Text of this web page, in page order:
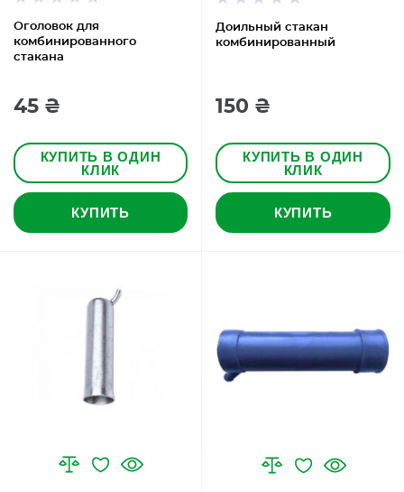
Оголовок для
комбинированного
стакана
45 ₴
КУПИТЬ В ОДИН
КЛИК
КУПИТЬ
Доильный стакан
комбинированный
150 ₴
КУПИТЬ В ОДИН
КЛИК
КУПИТЬ